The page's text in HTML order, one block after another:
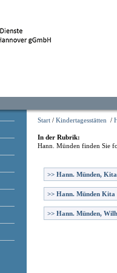
Start / Kindertagesstätten /
In der Rubrik:
Hann. Münden finden Sie
>> Hann. Münden, Kita
>> Hann. Münden
>> Hann. Münden,